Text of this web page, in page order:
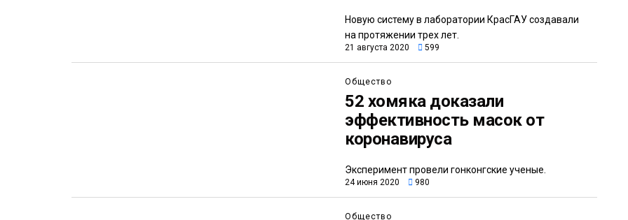
Новую систему в лаборатории КрасГАУ создавали
на протяжении трех лет.
21 августа 2020 599
Общество
52 хомяка доказали
эффективность масок от
коронавируса
Эксперимент провели гонконгские ученые.
24 июня 2020 980
Общество